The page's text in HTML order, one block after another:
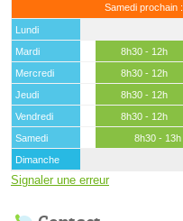
Samedi prochain :
Lundi
Mardi
8h30 - 12h
Mercredi
8h30 - 12h
Jeudi
8h30 - 12h
Vendredi
8h30 - 12h
Samedi
8h30 - 13h
Dimanche
Signaler une erreur